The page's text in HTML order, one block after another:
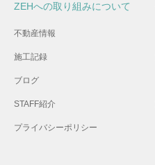
ZEHへの取り組みについて
不動産情報
施工記録
ブログ
STAFF紹介
プライバシーポリシー